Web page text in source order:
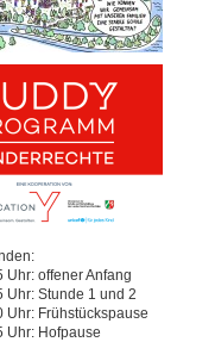
Uhr: offener Anfang
Uhr: Stunde 1 und 2
Uhr: Frühstückspause
Uhr: Hofpause